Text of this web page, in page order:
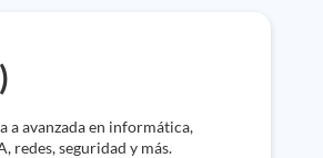
a avanzada en informática,
redes, seguridad y más.